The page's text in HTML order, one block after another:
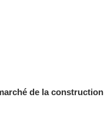
de la construction